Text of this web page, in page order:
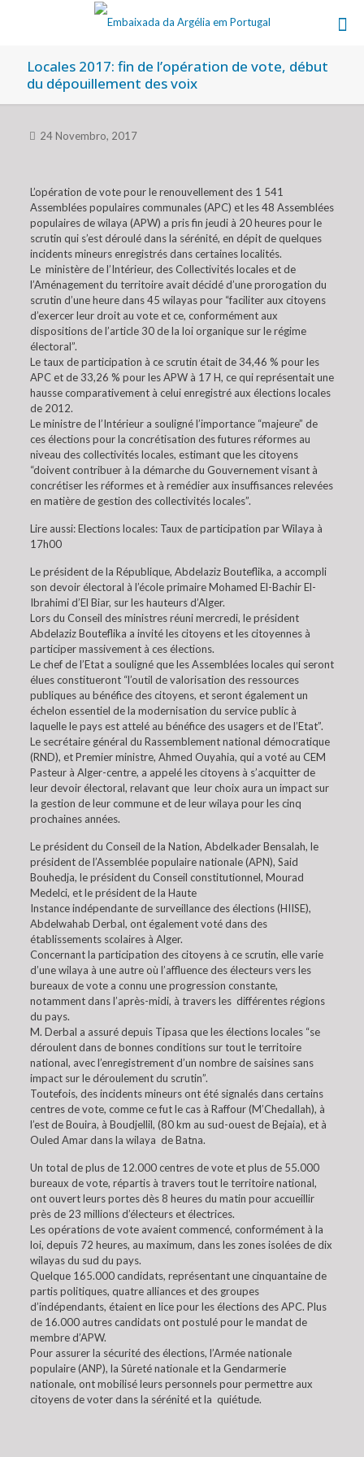
Locales 2017: fin de l’opération de vote, début
du dépouillement des voix
24 Novembro, 2017
L’opération de vote pour le renouvellement des 1 541
Assemblées populaires communales (APC) et les 48 Assemblées
populaires de wilaya (APW) a pris fin jeudi à 20 heures pour le
scrutin qui s’est déroulé dans la sérénité, en dépit de quelques
incidents mineurs enregistrés dans certaines localités.
Le ministère de l’Intérieur, des Collectivités locales et de
l’Aménagement du territoire avait décidé d’une prorogation du
scrutin d’une heure dans 45 wilayas pour “faciliter aux citoyens
d’exercer leur droit au vote et ce, conformément aux
dispositions de l’article 30 de la loi organique sur le régime
électoral”.
Le taux de participation à ce scrutin était de 34,46 % pour les
APC et de 33,26 % pour les APW à 17 H, ce qui représentait une
hausse comparativement à celui enregistré aux élections locales
de 2012.
Le ministre de l’Intérieur a souligné l’importance “majeure” de
ces élections pour la concrétisation des futures réformes au
niveau des collectivités locales, estimant que les citoyens
“doivent contribuer à la démarche du Gouvernement visant à
concrétiser les réformes et à remédier aux insuffisances relevées
en matière de gestion des collectivités locales”.
Lire aussi: Elections locales: Taux de participation par Wilaya à
17h00
Le président de la République, Abdelaziz Bouteflika, a accompli
son devoir électoral à l’école primaire Mohamed El-Bachir El-
Ibrahimi d’El Biar, sur les hauteurs d’Alger.
Lors du Conseil des ministres réuni mercredi, le président
Abdelaziz Bouteflika a invité les citoyens et les citoyennes à
participer massivement à ces élections.
Le chef de l’Etat a souligné que les Assemblées locales qui seront
élues constitueront “l’outil de valorisation des ressources
publiques au bénéfice des citoyens, et seront également un
échelon essentiel de la modernisation du service public à
laquelle le pays est attelé au bénéfice des usagers et de l’Etat”.
Le secrétaire général du Rassemblement national démocratique
(RND), et Premier ministre, Ahmed Ouyahia, qui a voté au CEM
Pasteur à Alger-centre, a appelé les citoyens à s’acquitter de
leur devoir électoral, relavant que leur choix aura un impact sur
la gestion de leur commune et de leur wilaya pour les cinq
prochaines années.
Le président du Conseil de la Nation, Abdelkader Bensalah, le
président de l’Assemblée populaire nationale (APN), Said
Bouhedja, le président du Conseil constitutionnel, Mourad
Medelci, et le président de la Haute
Instance indépendante de surveillance des élections (HIISE),
Abdelwahab Derbal, ont également voté dans des
établissements scolaires à Alger.
Concernant la participation des citoyens à ce scrutin, elle varie
d’une wilaya à une autre où l’affluence des électeurs vers les
bureaux de vote a connu une progression constante,
notamment dans l’après-midi, à travers les différentes régions
du pays.
M. Derbal a assuré depuis Tipasa que les élections locales “se
déroulent dans de bonnes conditions sur tout le territoire
national, avec l’enregistrement d’un nombre de saisines sans
impact sur le déroulement du scrutin”.
Toutefois, des incidents mineurs ont été signalés dans certains
centres de vote, comme ce fut le cas à Raffour (M’Chedallah), à
l’est de Bouira, à Boudjellil, (80 km au sud-ouest de Bejaia), et à
Ouled Amar dans la wilaya de Batna.
Un total de plus de 12.000 centres de vote et plus de 55.000
bureaux de vote, répartis à travers tout le territoire national,
ont ouvert leurs portes dès 8 heures du matin pour accueillir
près de 23 millions d’électeurs et électrices.
Les opérations de vote avaient commencé, conformément à la
loi, depuis 72 heures, au maximum, dans les zones isolées de dix
wilayas du sud du pays.
Quelque 165.000 candidats, représentant une cinquantaine de
partis politiques, quatre alliances et des groupes
d’indépendants, étaient en lice pour les élections des APC. Plus
de 16.000 autres candidats ont postulé pour le mandat de
membre d’APW.
Pour assurer la sécurité des élections, l’Armée nationale
populaire (ANP), la Sûreté nationale et la Gendarmerie
nationale, ont mobilisé leurs personnels pour permettre aux
citoyens de voter dans la sérénité et la quiétude.